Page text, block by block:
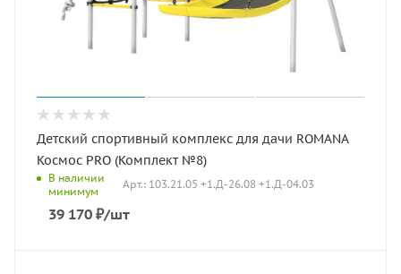
Детский спортивный комплекс для дачи ROMANA
Космос PRO (Комплект №8)
В наличии
минимум
Арт.: 103.21.05 +1.Д-26.08 +1.Д-04.03
39 170 ₽/шт